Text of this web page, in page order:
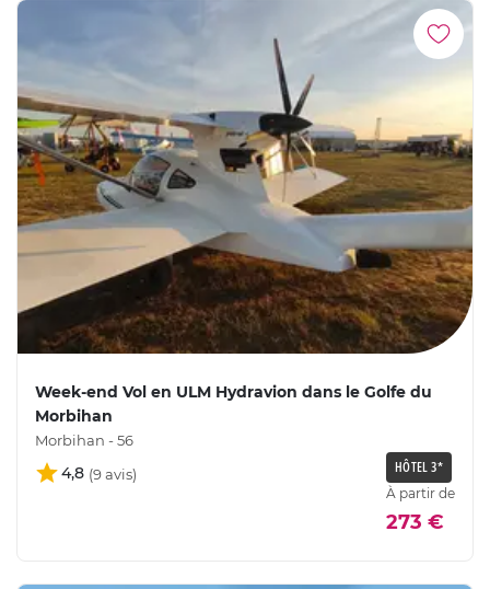
Week-end Vol en ULM Hydravion dans le Golfe du
Morbihan
Morbihan - 56
4,8 HÔTEL 3*
À partir de
273 €